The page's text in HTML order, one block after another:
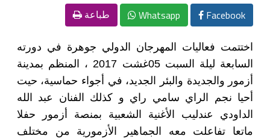
Facebook
Whatsapp طباعة
اختتمت فعاليات المهرجان الدولي جوهرة في دورته
السابعة ليلة السبت 05غشت 2017 ، المنظم بمدينة
أزمور والجديدة والبئر الجديد، في أجواء حماسية، حيت
أحيا نجم الراي سامي راي و كذلك الفنان عبد الله
الداودي عندليب الأغنية الشعبية بمنصة أزمور حفلا
ماتعا تفاعلت معه الجماهير الأزمورية من مختلف